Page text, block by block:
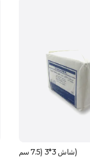
شاش 3*3 (7.5 سم)